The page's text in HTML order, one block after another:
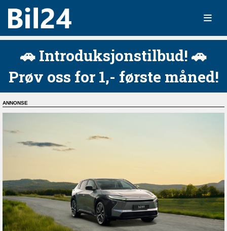
🚗 Introduksjonstilbud! 🚗
Prøv oss for 1,- første måned!